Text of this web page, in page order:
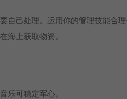
自己处理。运用你的管理技能合
海上获取物资。
乐可稳定军心。